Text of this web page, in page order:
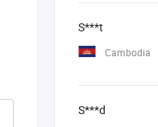
S***t
Cambodia
S***d